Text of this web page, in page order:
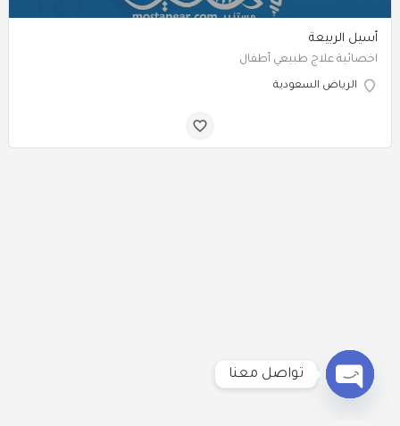
أسيل الربيعة
اخصائية علاج طبيعي أطفال
الرياض السعودية
تواصل معنا